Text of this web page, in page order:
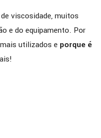
viscosidade, muitos
e do equipamento. Por
utilizados e porque é